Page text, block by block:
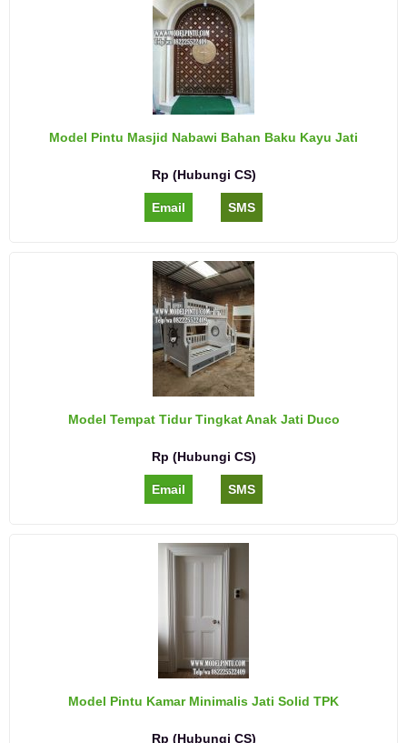
Model Pintu Masjid Nabawi Bahan Baku Kayu Jati
Rp (Hubungi CS)
Email SMS
Model Tempat Tidur Tingkat Anak Jati Duco
Rp (Hubungi CS)
Email SMS
Model Pintu Kamar Minimalis Jati Solid TPK
Rp (Hubungi CS)